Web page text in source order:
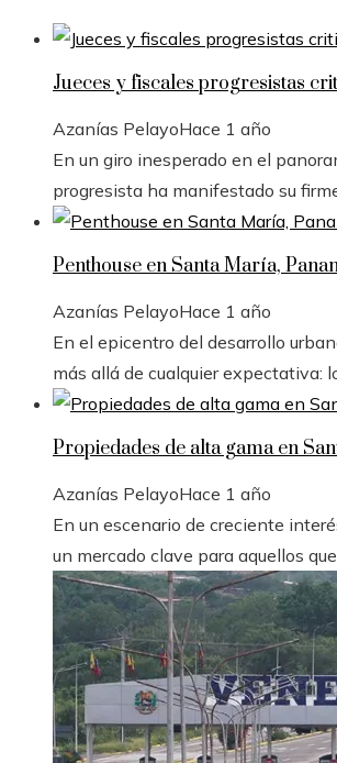
Jueces y fiscales progresistas
Azanías PelayoHace 1 año
En un giro inesperado en el
progresista ha manifestado su
Penthouse en Santa María,
Azanías PelayoHace 1 año
En el epicentro del desarrollo
más allá de cualquier expectativa:
Propiedades de alta gama en
Azanías PelayoHace 1 año
En un escenario de creciente
un mercado clave para aquellos